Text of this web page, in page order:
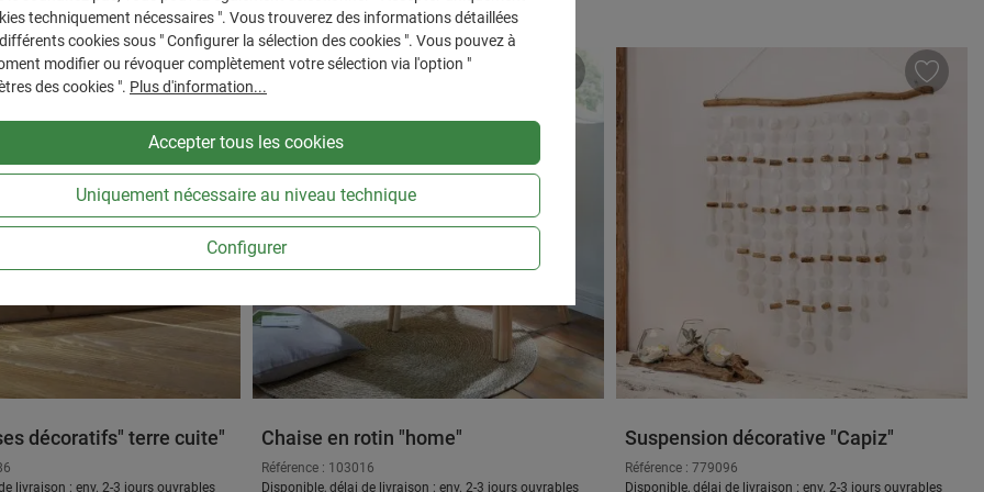
décoratifs" terre cuite"
livraison : env. 2-3 jours ouvrables
Chaise en rotin "home"
Référence : 103016
Disponible, délai de livraison : env. 2-3 jours ouvrables
Suspension décorative "Capiz"
Référence : 779096
Disponible, délai de livraison : env. 2-3 jours ouvrables
techniquement nécessaires ". Vous trouverez des informations détaillées
cookies sous " Configurer la sélection des cookies ". Vous pouvez à
modifier ou révoquer complètement votre sélection via l'option "
des cookies ". Plus d'information...
Accepter tous les cookies
Uniquement nécessaire au niveau technique
Configurer